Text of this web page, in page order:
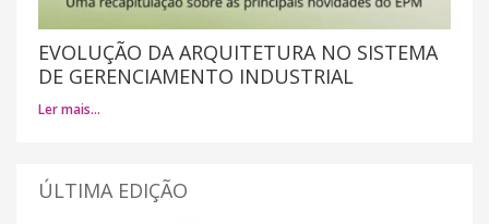
EVOLUÇÃO DA ARQUITETURA NO SISTEMA
DE GERENCIAMENTO INDUSTRIAL
Ler mais…
ÚLTIMA EDIÇÃO